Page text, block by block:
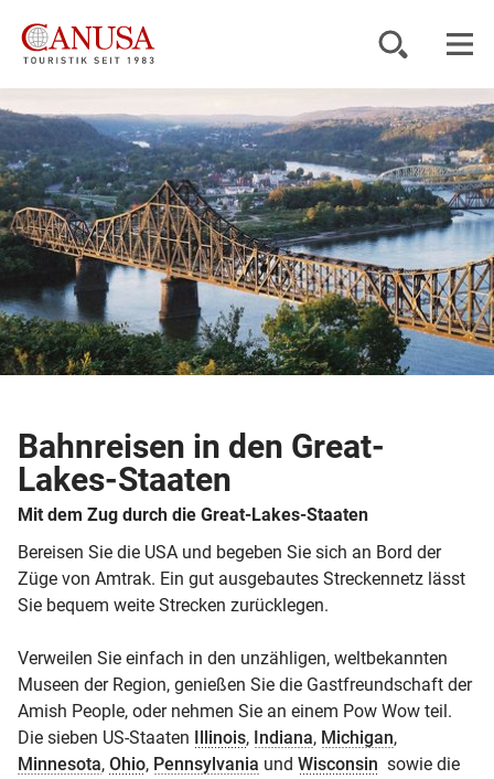
Reiseziele
Reisearten
Inspiration
Service
Bahnreisen in den Great-
Lakes-Staaten
Mit dem Zug durch die Great-Lakes-Staaten
Bereisen Sie die USA und begeben Sie sich an Bord der
Züge von Amtrak. Ein gut ausgebautes Streckennetz lässt
Sie bequem weite Strecken zurücklegen.
Verweilen Sie einfach in den unzähligen, weltbekannten
Museen der Region, genießen Sie die Gastfreundschaft der
Amish People, oder nehmen Sie an einem Pow Wow teil.
Die sieben US-Staaten Illinois, Indiana, Michigan,
Minnesota, Ohio, Pennsylvania und Wisconsin sowie die